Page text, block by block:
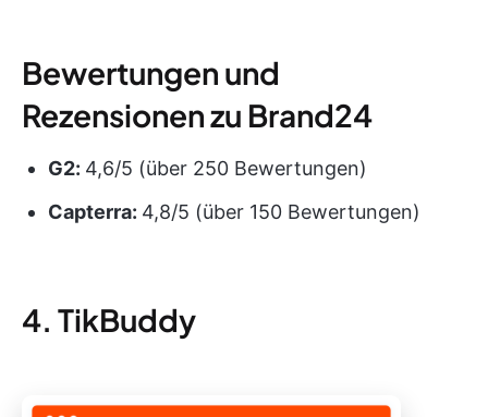
Bewertungen und
Rezensionen zu Brand24
G2: 4,6/5 (über 250 Bewertungen)
Capterra: 4,8/5 (über 150 Bewertungen)
4. TikBuddy